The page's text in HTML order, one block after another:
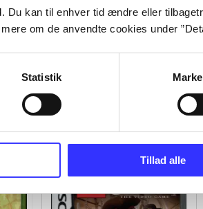
Du kan til enhver tid ændre eller
om de anvendte cookies under
Statistik
Tillad alle